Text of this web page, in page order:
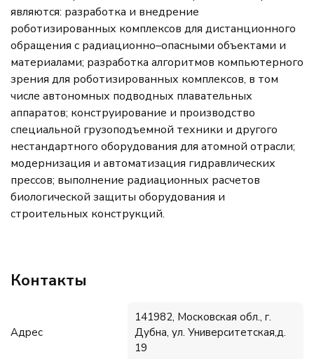
являются: разработка и внедрение
роботизированных комплексов для дистанционного
обращения с радиационно–опасными объектами и
материалами; разработка алгоритмов компьютерного
зрения для роботизированных комплексов, в том
числе автономных подводных плавательных
аппаратов; конструирование и производство
специальной грузоподъемной техники и другого
нестандартного оборудования для атомной отрасли;
модернизация и автоматизация гидравлических
прессов; выполнение радиационных расчетов
биологической защиты оборудования и
строительных конструкций.
Контакты
Адрес
141982, Московская обл., г.
Дубна, ул. Университетская,д.
19